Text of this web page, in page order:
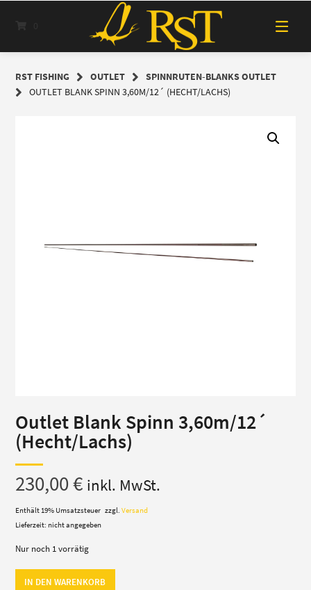
RST FISHING OUTLET
SPINNRUTEN-BLANKS OUTLET
OUTLET BLANK SPINN 3,60M/12´ (HECHT/LACHS)
Outlet Blank Spinn 3,60m/12´
(Hecht/Lachs)
230,00€ inkl. MwSt.
Enthält 19% Umsatzsteuer zzgl.Versand
Lieferzeit: nicht angegeben
Nur noch 1 vorrätig
IN DEN WARENKORB